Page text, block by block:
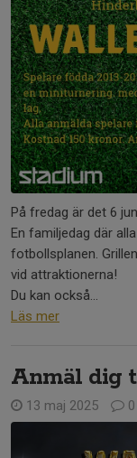
På fredag är det 6
En familjedag där
fotbollsplanen.
vid attraktionerna!
Du kan också...
Läs mer
Anmäl dig
13 maj 2025